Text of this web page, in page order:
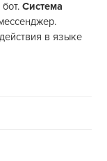
бот.Система
в языке